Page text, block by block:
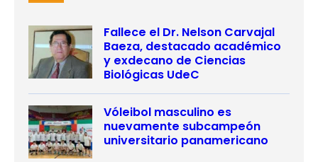
Fallece el Dr. Nelson Carvajal
Baeza, destacado académico
y exdecano de Ciencias
Biológicas UdeC
Vóleibol masculino es
nuevamente subcampeón
universitario panamericano